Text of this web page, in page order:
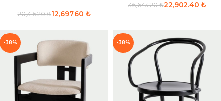
20,315.20₺12,697.60 ₺
36,643.20₺22,902.40 ₺
-38% -38%